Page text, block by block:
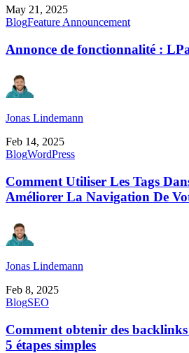
May 21, 2025
BlogFeature Announcement
Annonce de fonctionnalité :
Jonas Lindemann
Feb 14, 2025
BlogWordPress
Comment Utiliser Les Tags
Améliorer La Navigation De
Jonas Lindemann
Feb 8, 2025
BlogSEO
Comment obtenir des
5 étapes simples